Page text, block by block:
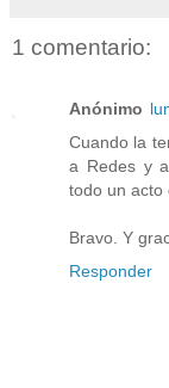
1 comentario:
Anónimo
Cuando la
a Redes y
todo un acto
Bravo. Y
Responder